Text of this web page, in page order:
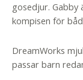
gosedjur. Gabby
kompisen för
DreamWorks
passar barn